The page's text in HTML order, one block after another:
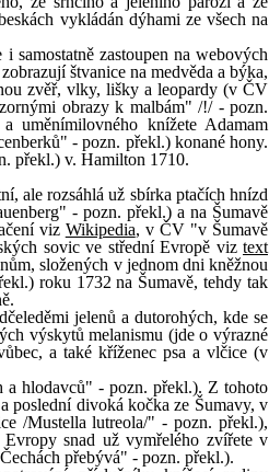
vykládán dýhami ze všech na
i samostatně zastoupen na webových
štvanice na medvěda a býka,
zvěř, vlky, lišky a leopardy (v ČV
obrazy k malbám" /!/ - pozn.
uměnímilovného knížete Adamam
- pozn. překl.) konané hony.
překl.) v. Hamilton 1710.
ale rozsáhlá už sbírka ptačích hnízd
- pozn. překl.) a na Šumavě
viz Wikipedia, v ČV "v Šumavě
sovic ve střední Evropě viz text
složených v jednom dni kněžnou
roku 1732 na Šumavě, tehdy tak
jelenů a dutorohých, kde se
výskytů melanismu (jde o výrazné
a také kříženec psa a vlčice (v
a hlodavců" - pozn. překl.). Z tohoto
poslední divoká kočka ze Šumavy, v
/Mustella lutreola/" - pozn. překl.),
snad už vymřelého zvířete v
přebývá" - pozn. překl.).